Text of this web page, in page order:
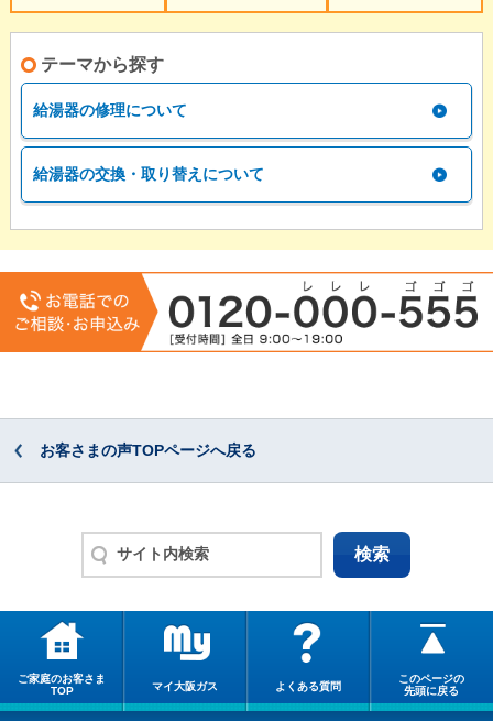
テーマから探す
給湯器の修理について
給湯器の交換・取り替えについて
お客さまの声TOPページへ戻る
ご家庭のお客さま
TOP
マイ大阪ガス よくある質問
このページの
先頭に戻る